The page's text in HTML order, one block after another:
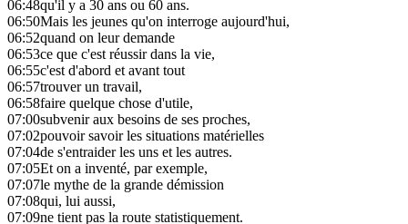
06:48qu'il y a 30 ans ou 60 ans.
06:50Mais les jeunes qu'on interroge aujourd'hui,
06:52quand on leur demande
06:53ce que c'est réussir dans la vie,
06:55c'est d'abord et avant tout
06:57trouver un travail,
06:58faire quelque chose d'utile,
07:00subvenir aux besoins de ses proches,
07:02pouvoir savoir les situations matérielles
07:04de s'entraider les uns et les autres.
07:05Et on a inventé, par exemple,
07:07le mythe de la grande démission
07:08qui, lui aussi,
07:09ne tient pas la route statistiquement.